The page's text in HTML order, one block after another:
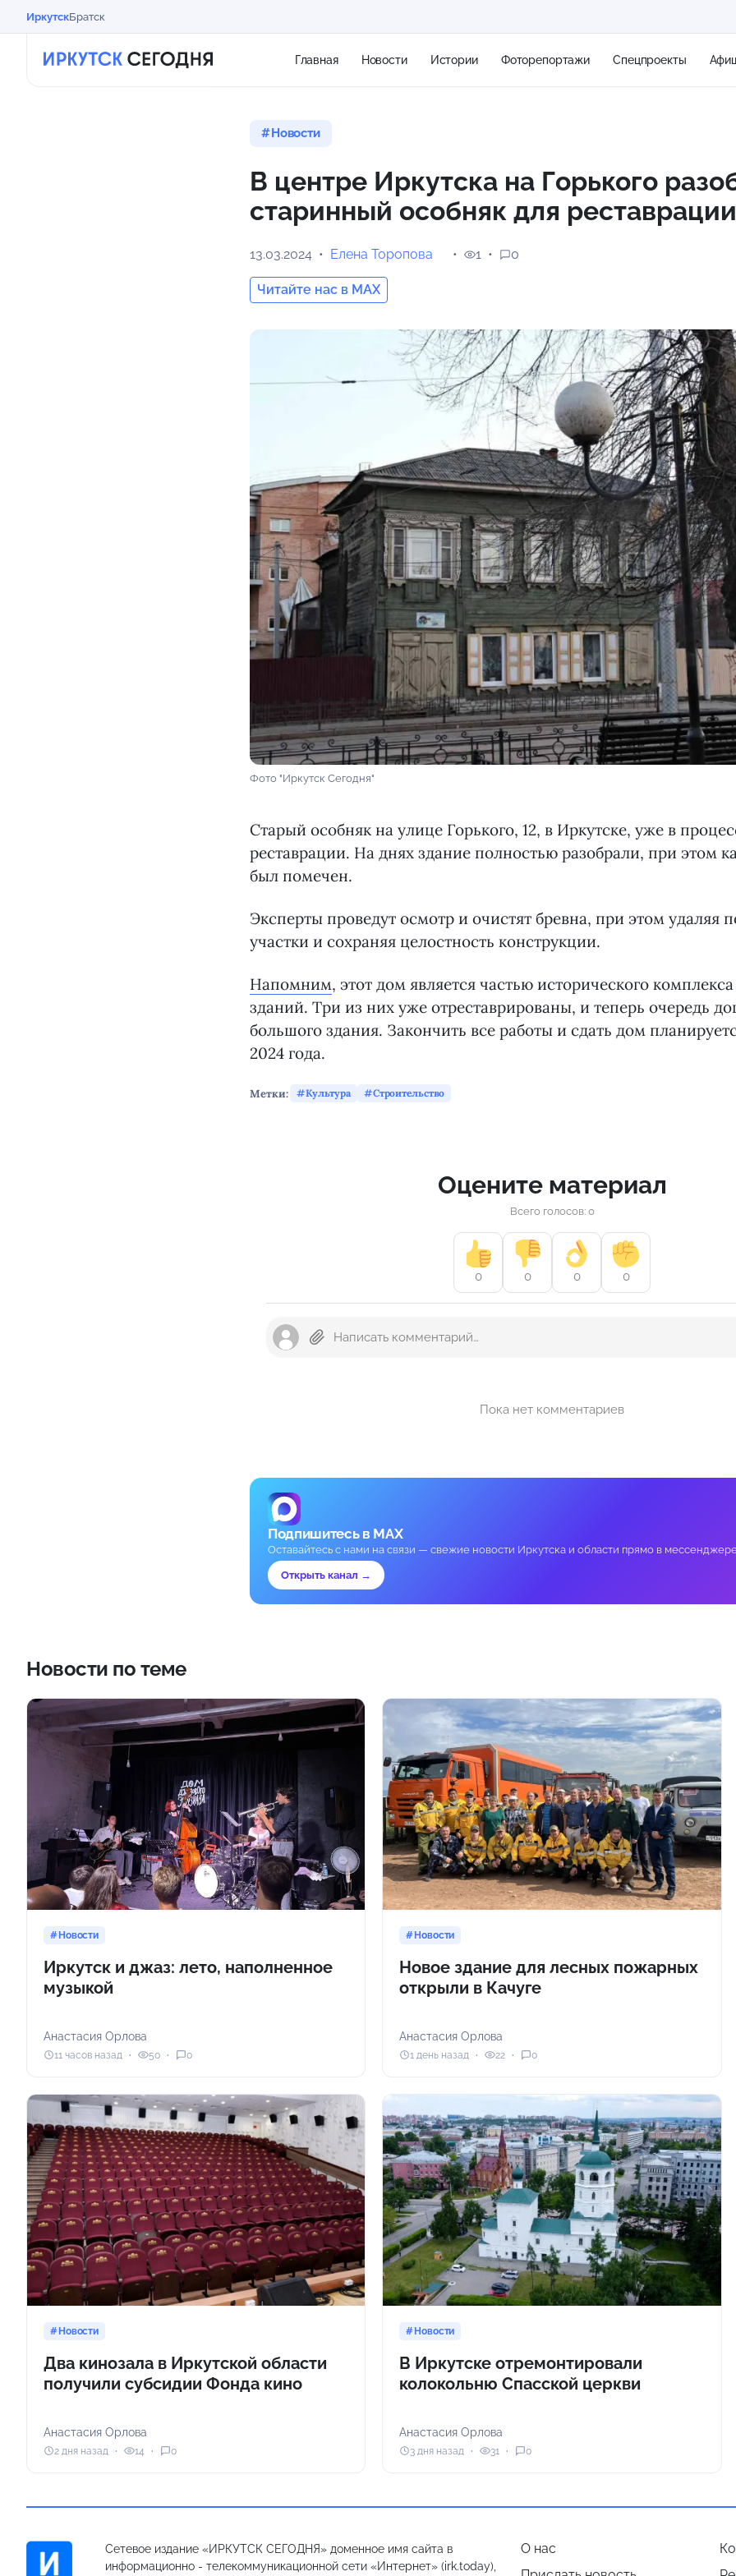
ИркутскБратск
Главная Новости Истории Фоторепортажи Спецпроекты
0 м/с
Новости
В центре Иркутска на Горького
старинный особняк для реставрации
13.03.2024 Елена Торопова
Читайте нас в MAX
1 0
Фото "Иркутск Сегодня"
Старый особняк на улице Горького, 12, в Иркутске, уже в
реставрации. На днях здание полностью разобрали, при этом
был помечен.
Эксперты проведут осмотр и очистят бревна, при этом удаляя
участки и сохраняя целостность конструкции.
Напомним, этот дом является частью исторического
зданий. Три из них уже отреставрированы, и теперь очередь
большого здания. Закончить все работы и сдать дом
2024 года.
Метки: Культура Строительство
Оцените материал
Всего голосов: 0
0 0 0 0
Пока нет комментариев
Подпишитесь в MAX
Оставайтесь с нами на связи — свежие новости Иркутска и области прямо в
Открыть канал →
Новости по теме
Новости
Иркутск и джаз: лето, наполненное
музыкой
Анастасия Орлова
11 часов назад 50 0
Новости
Новое здание для лесных пожарных
открыли в Качуге
Анастасия Орлова
1 день назад 22 0
Новости
Два кинозала в Иркутской области
получили субсидии Фонда кино
Анастасия Орлова
2 дня назад 14 0
Новости
В Иркутске отремонтировали
колокольню Спасской церкви
Анастасия Орлова
3 дня назад 31 0
Сетевое издание «ИРКУТСК СЕГОДНЯ» доменное имя сайта в
информационно - телекоммуникационной сети «Интернет» (irk.today),
О нас